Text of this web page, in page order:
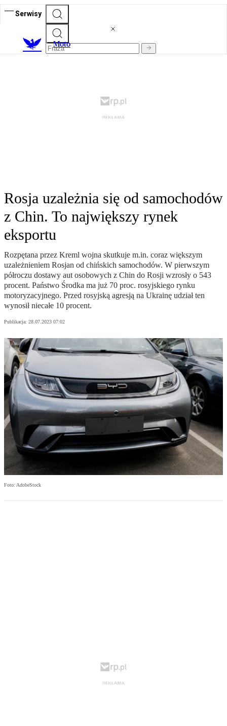
Serwisy
Moto
Rosja uzależnia się od samochodów
z Chin. To największy rynek
eksportu
Rozpętana przez Kreml wojna skutkuje m.in. coraz większym
uzależnieniem Rosjan od chińskich samochodów. W pierwszym
półroczu dostawy aut osobowych z Chin do Rosji wzrosły o 543
procent. Państwo Środka ma już 70 proc. rosyjskiego rynku
motoryzacyjnego. Przed rosyjską agresją na Ukrainę udział ten
wynosił niecałe 10 procent.
Publikacja: 28.07.2023 07:02
Foto: AdobeStock